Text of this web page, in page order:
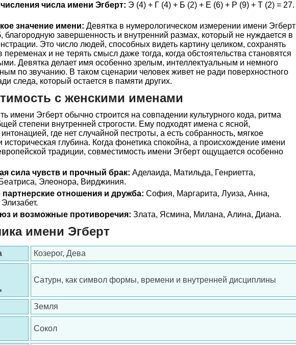
числа имени Эгберт: Э (4) + Г (4) + Б (2) + Е (6) + Р (9) + Т (2) = 27.
значение имени: Девятка в нумерологическом измерении имени Эгберт
благородную завершенность и внутренний размах, который не нуждается в
Это число людей, способных видеть картину целиком, сохранять
переменах и не терять смысл даже тогда, когда обстоятельства становятся
Девятка делает имя особенно зрелым, интеллектуальным и немного
по звучанию. В таком сценарии человек живет не ради поверхностного
следа, который остается в памяти других.
с женскими именами
имени Эгберт обычно строится на совпадении культурного кода, ритма
степени внутренней строгости. Ему подходят имена с ясной,
интонацией, где нет случайной пестроты, а есть собранность, мягкое
историческая глубина. Когда фонетика спокойна, а происхождение имени
традиции, совместимость имени Эгберт ощущается особенно
сила чувств и прочный брак: Аделаида, Матильда, Генриетта,
Элеонора, Вирджиния.
отношения и дружба: София, Маргарита, Луиза, Анна,
и возможные противоречия: Злата, Ясмина, Милана, Алина, Диана.
имени Эгберт
Козерог, Дева
Сатурн, как символ формы, времени и внутренней дисциплины
Земля
Сокол